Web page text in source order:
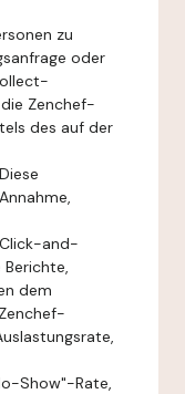
zu
oder
Zenchef-
des auf der
and-
dem
Show"-Rate,